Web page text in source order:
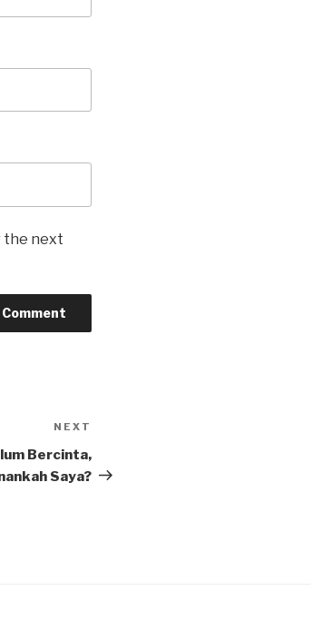
the next
NEXT
Bercinta,
Saya?